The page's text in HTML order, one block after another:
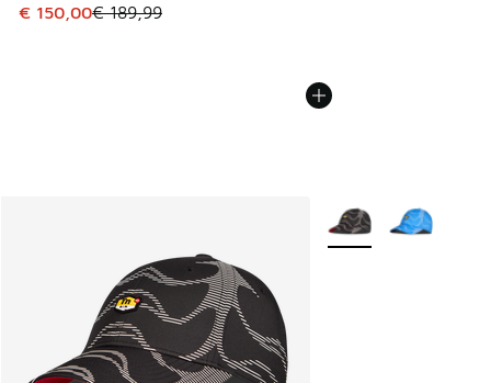
Dit artikel is in de uitverkoop. Dit artikel is in de
€ 150,00€ 189,99
Meer kleuren